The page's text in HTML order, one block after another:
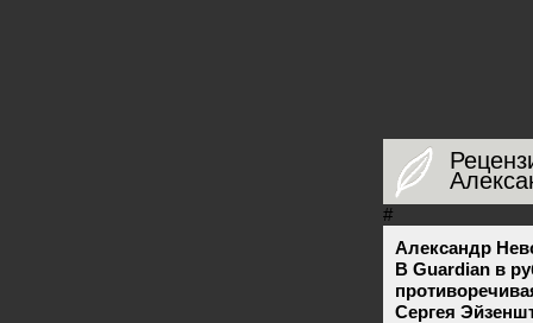
#
Александр
В Guardian в
Сергея